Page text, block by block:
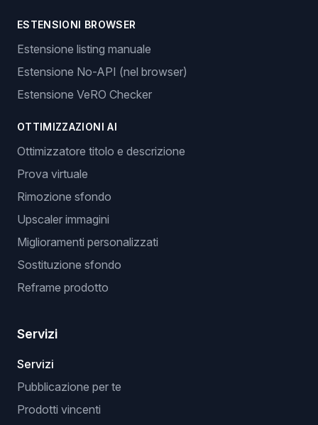
ESTENSIONI BROWSER
Estensione listing manuale
Estensione No-API (nel browser)
Estensione VeRO Checker
OTTIMIZZAZIONI AI
Ottimizzatore titolo e descrizione
Prova virtuale
Rimozione sfondo
Upscaler immagini
Miglioramenti personalizzati
Sostituzione sfondo
Reframe prodotto
Servizi
Servizi
Pubblicazione per te
Prodotti vincenti